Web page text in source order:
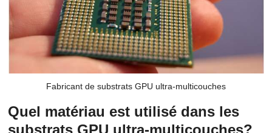
Fabricant de substrats GPU ultra-multicouches
Quel matériau est utilisé dans les
substrats GPU ultra-multicouches?